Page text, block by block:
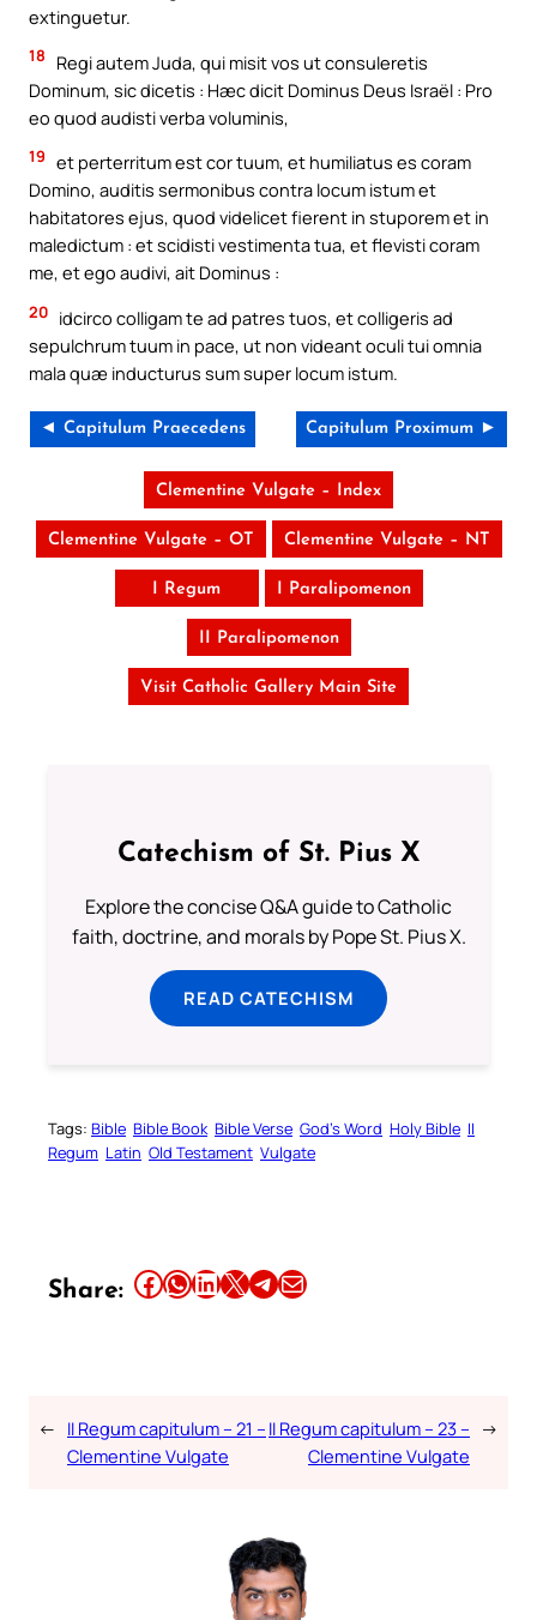
extinguetur.
18
Regi autem Juda, qui misit vos ut consuleretis
Dominum, sic dicetis : Hæc dicit Dominus Deus Israël : Pro
eo quod audisti verba voluminis,
19 et perterritum est cor tuum, et humiliatus es coram
Domino, auditis sermonibus contra locum istum et
habitatores ejus, quod videlicet fierent in stuporem et in
maledictum : et scidisti vestimenta tua, et flevisti coram
me, et ego audivi, ait Dominus :
20 idcirco colligam te ad patres tuos, et colligeris ad
sepulchrum tuum in pace, ut non videant oculi tui omnia
mala quæ inducturus sum super locum istum.
◄ Capitulum Praecedens Capitulum Proximum ►
Clementine Vulgate – Index
Clementine Vulgate – OT Clementine Vulgate – NT
I Regum I Paralipomenon
II Paralipomenon
Visit Catholic Gallery Main Site
Catechism of St. Pius X
Explore the concise Q&A guide to Catholic
faith, doctrine, and morals by Pope St. Pius X.
READ CATECHISM
Tags: Bible Bible Book Bible Verse God’s Word Holy Bible II
Regum Latin Old Testament Vulgate
Share: Share this article on Facebook Share this article on WhatsApp Share this article on LinkedIn Share this article on X Share this article on TelegramEmail this Article
← II Regum capitulum – 21 –
Clementine Vulgate
II Regum capitulum – 23 –
Clementine Vulgate
→